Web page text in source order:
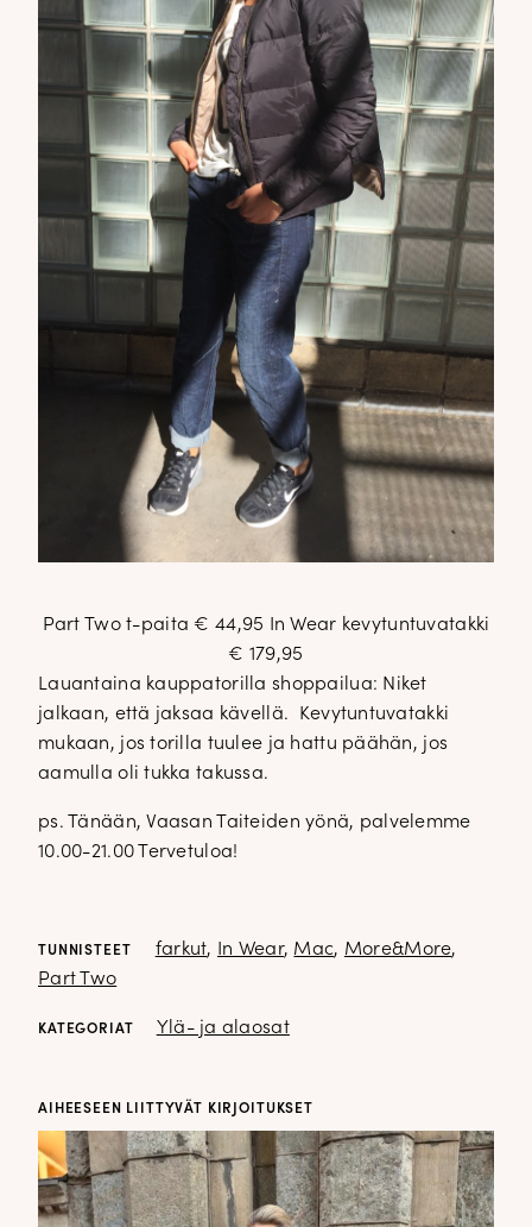
Part Two t-paita € 44,95 In Wear kevytuntuvatakki
€ 179,95
Lauantaina kauppatorilla shoppailua: Niket
jalkaan, että jaksaa kävellä. Kevytuntuvatakki
mukaan, jos torilla tuulee ja hattu päähän, jos
aamulla oli tukka takussa.
ps. Tänään, Vaasan Taiteiden yönä, palvelemme
10.00-21.00 Tervetuloa!
TUNNISTEET farkut, In Wear, Mac, More&More,
Part Two
KATEGORIAT Ylä- ja alaosat
AIHEESEEN LIITTYVÄT KIRJOITUKSET